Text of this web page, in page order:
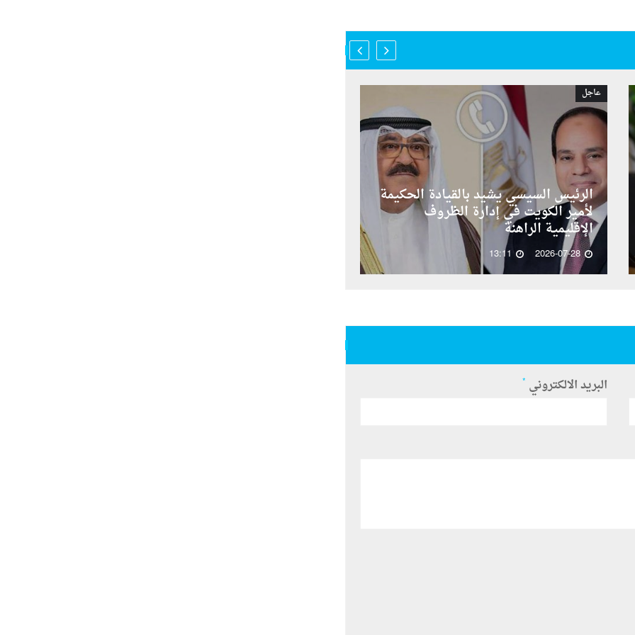
عاجل
الرئيس السيسي يشيد بالقيادة الحكيمة
لأمير الكويت في إدارة الظروف
الإقليمية الراهنة
2026-07-28
13:11
البريد الالكتروني *